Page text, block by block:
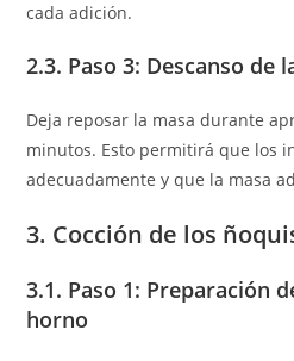
cada adición.
2.3. Paso 3: Descanso de
Deja reposar la masa durante
minutos. Esto permitirá que los
adecuadamente y que la masa
3. Cocción de los
3.1. Paso 1: Preparación
horno